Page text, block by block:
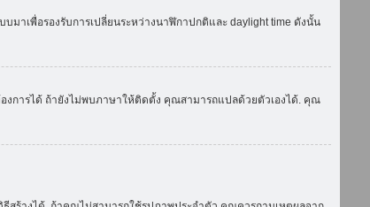
มาเพื่อรองรับการเปลี่ยนระหว่างนาฬิกาปกติและ daylight time ดังนั้น
งการได้ ถ้ายังไม่พบภาษาให้ติดตั้ง คุณสามารถแปลด้วยตัวเองได้. คุณ